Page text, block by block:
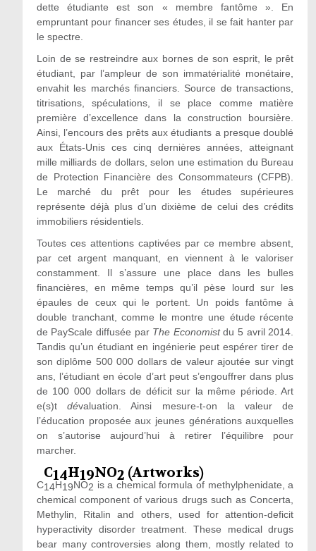
dette étudiante est son « membre fantôme ». En
empruntant pour financer ses études, il se fait hanter par
le spectre.
Loin de se restreindre aux bornes de son esprit, le prêt
étudiant, par l’ampleur de son immatérialité monétaire,
envahit les marchés financiers. Source de transactions,
titrisations, spéculations, il se place comme matière
première d’excellence dans la construction boursière.
Ainsi, l’encours des prêts aux étudiants a presque doublé
aux États-Unis ces cinq dernières années, atteignant
mille milliards de dollars, selon une estimation du Bureau
de Protection Financière des Consommateurs (CFPB).
Le marché du prêt pour les études supérieures
représente déjà plus d’un dixième de celui des crédits
immobiliers résidentiels.
Toutes ces attentions captivées par ce membre absent,
par cet argent manquant, en viennent à le valoriser
constamment. Il s’assure une place dans les bulles
financières, en même temps qu’il pèse lourd sur les
épaules de ceux qui le portent. Un poids fantôme à
double tranchant, comme le montre une étude récente
de PayScale diffusée par The Economistdu 5 avril 2014.
Tandis qu’un étudiant en ingénierie peut espérer tirer de
son diplôme 500 000 dollars de valeur ajoutée sur vingt
ans, l’étudiant en école d’art peut s’engouffrer dans plus
de 100 000 dollars de déficit sur la même période. Art
e(s)tdévaluation. Ainsi mesure-t-on la valeur de
l’éducation proposée aux jeunes générations auxquelles
on s’autorise aujourd’hui à retirer l’équilibre pour
marcher.
C14H19NO2 (Artworks)
C14H19NO2 is a chemical formula of methylphenidate, a
chemical component of various drugs such as Concerta,
Methylin, Ritalin and others, used for attention-deficit
hyperactivity disorder treatment. These medical drugs
bear many controversies along them, mostly related to